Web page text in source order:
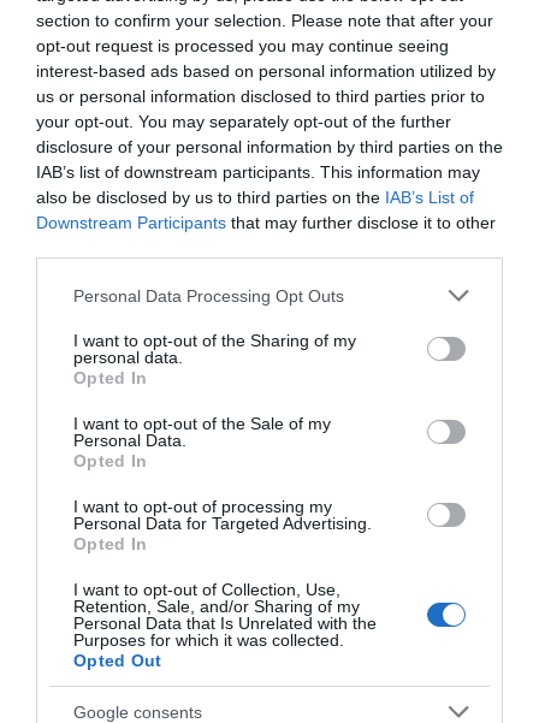
section to confirm your selection. Please note that after your
opt-out request is processed you may continue seeing
interest-based ads based on personal information utilized by
us or personal information disclosed to third parties prior to
your opt-out. You may separately opt-out of the further
disclosure of your personal information by third parties on the
IAB’s list of downstream participants. This information may
also be disclosed by us to third parties on the IAB’s List of
Downstream Participants that may further disclose it to other
Please note that this website/app uses one or more Google
not limited to your visit or usage behaviour. You may click to
grant or deny consent to Google and its third-party tags to
use your data for below specified purposes in below Google
consent section.
Personal Data Processing Opt Outs
I want to opt-out of the Sharing of my
personal data.
Opted In
I want to opt-out of the Sale of my
Personal Data.
Opted In
I want to opt-out of processing my
Personal Data for Targeted Advertising.
Opted In
I want to opt-out of Collection, Use,
Retention, Sale, and/or Sharing of my
Personal Data that Is Unrelated with the
Purposes for which it was collected.
Opted Out
Google consents
Címkék: betegségek,kávé jótékony hatás,
demencia,vizsgálat
Korábbi bejegyzések Következő bejegyzés
HASONLÓ BEJEGYZÉSEK
2026-08-08.
Csökkenti a vérnyomást, és védi a szívet